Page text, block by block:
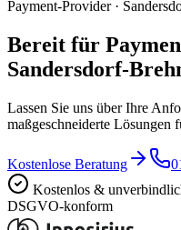
Payment-Provider ·
Bereit für
Sandersdorf-
Lassen Sie uns über Ihre
maßgeschneiderte Lösungen
Kostenlose Beratung
Kostenlos &
DSGVO-konform